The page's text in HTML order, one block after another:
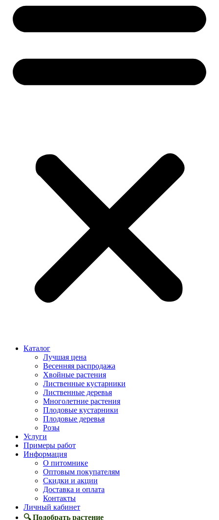
Каталог
Лучшая цена
Весенняя распродажа
Хвойные растения
Лиственные кустарники
Лиственные деревья
Многолетние растения
Плодовые кустарники
Плодовые деревья
Розы
Услуги
Примеры работ
Информация
О питомнике
Оптовым покупателям
Скидки и акции
Доставка и оплата
Контакты
Личный кабинет
🔍 Подобрать растение